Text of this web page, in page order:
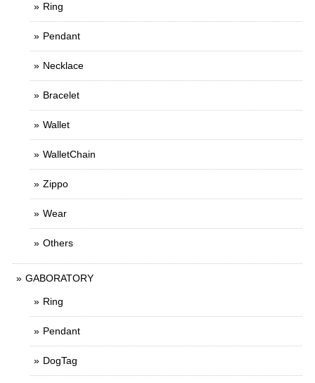
Ring
Pendant
Necklace
Bracelet
Wallet
WalletChain
Zippo
Wear
Others
GABORATORY
Ring
Pendant
DogTag